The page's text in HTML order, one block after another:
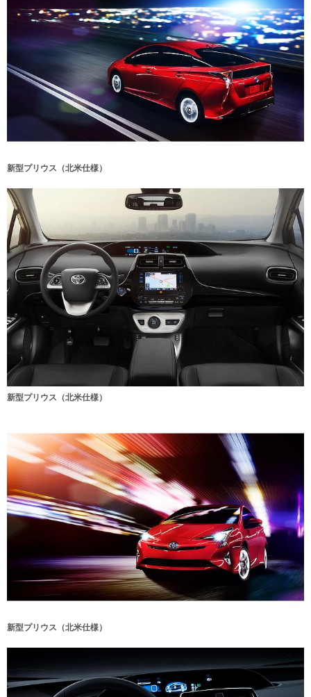
新型プリウス（北米仕様）
新型プリウス（北米仕様）
新型プリウス（北米仕様）